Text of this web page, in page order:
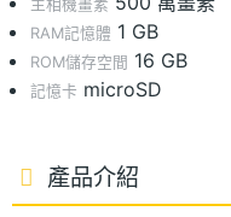
主相機畫素
RAM記憶體 1 GB
ROM儲存空間 16 GB
記憶卡 microSD
產品介紹